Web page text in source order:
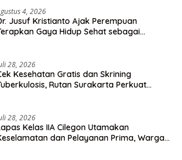
4, 2026
Jusuf Kristianto Ajak Perempuan
Gaya Hidup Sehat sebagai
28, 2026
Kesehatan Gratis dan Skrining
Rutan Surakarta Perkuat
28, 2026
Kelas IIA Cilegon Utamakan
dan Pelayanan Prima, Warga